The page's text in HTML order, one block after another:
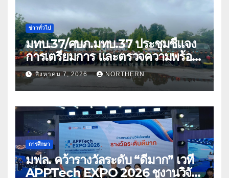
ข่าวทั่วไป
มทบ.37/ศบภ.มทบ.37 ประชุมชี้แจง
การเตรียมการ และตรวจความพร้อม
ด้านการบรรเทาสาธารณภัย
สิงหาคม 7, 2026 NORTHERN
การศึกษา
มฟล. คว้ารางวัลระดับ “ดีมาก” เวที
APPTech EXPO 2026 ชูงานวิจัย